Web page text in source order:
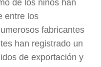
de los niños han
entre los
fabricantes
han registrado un
de exportación y